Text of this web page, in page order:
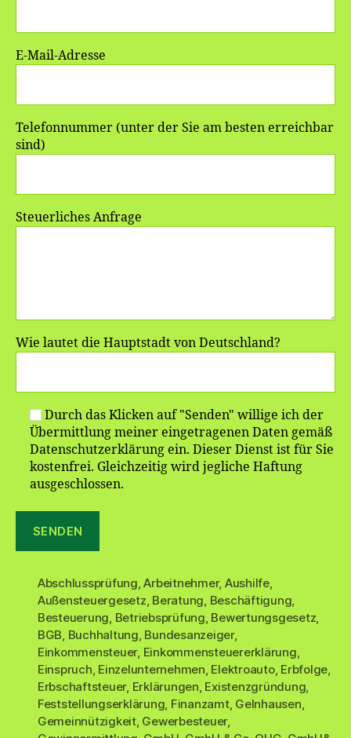
E-Mail-Adresse
Telefonnummer (unter der Sie am besten erreichbar
sind)
Steuerliches Anfrage
Wie lautet die Hauptstadt von Deutschland?
Durch das Klicken auf "Senden" willige ich der
Übermittlung meiner eingetragenen Daten gemäß
Datenschutzerklärung ein. Dieser Dienst ist für Sie
kostenfrei. Gleichzeitig wird jegliche Haftung
ausgeschlossen.
Abschlussprüfung,Arbeitnehmer, Aushilfe,
Außensteuergesetz, Beratung, Beschäftigung,
Besteuerung, Betriebsprüfung, Bewertungsgesetz,
BGB, Buchhaltung, Bundesanzeiger,
Einkommensteuer, Einkommensteuererklärung,
Einspruch, Einzelunternehmen, Elektroauto, Erbfolge,
Erbschaftsteuer, Erklärungen, Existenzgründung,
Feststellungserklärung, Finanzamt, Gelnhausen,
Gemeinnützigkeit, Gewerbesteuer,